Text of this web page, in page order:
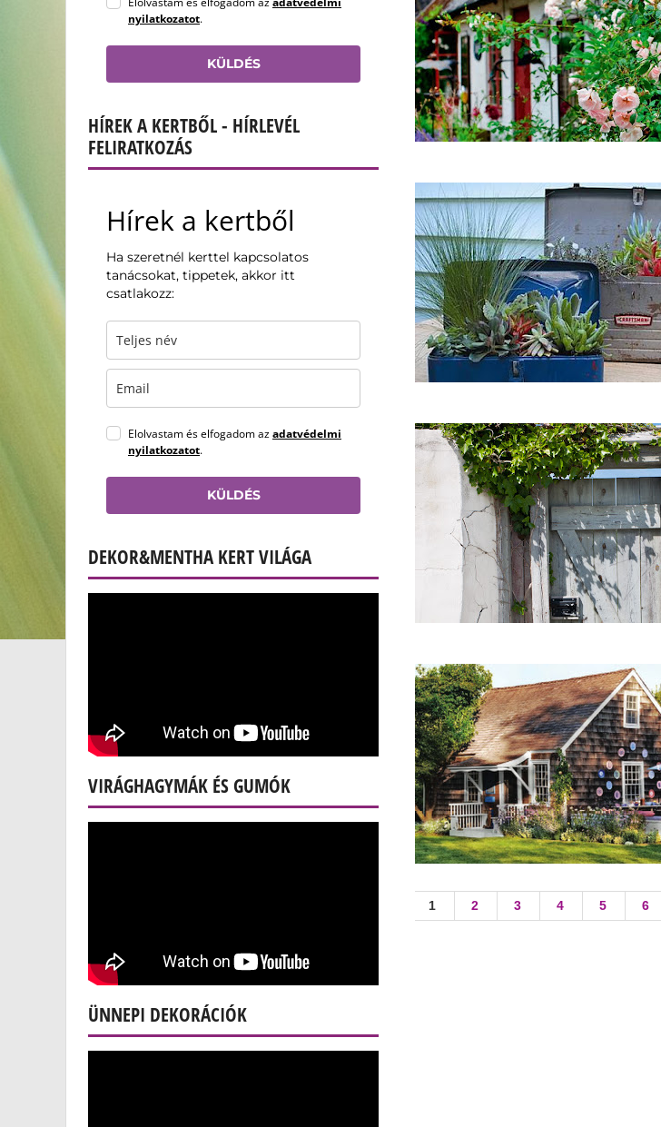
1 2 3 4 5 6
nyilatkozatot.
KÜLDÉS
HÍREK A KERTBŐL - HÍRLEVÉL
FELIRATKOZÁS
Hírek a kertből
Ha szeretnél kerttel kapcsolatos
tanácsokat, tippetek, akkor itt
csatlakozz:
Elolvastam és elfogadom azadatvédelmi
nyilatkozatot.
KÜLDÉS
DEKOR&MENTHA KERT VILÁGA
VIRÁGHAGYMÁK ÉS GUMÓK
ÜNNEPI DEKORÁCIÓK